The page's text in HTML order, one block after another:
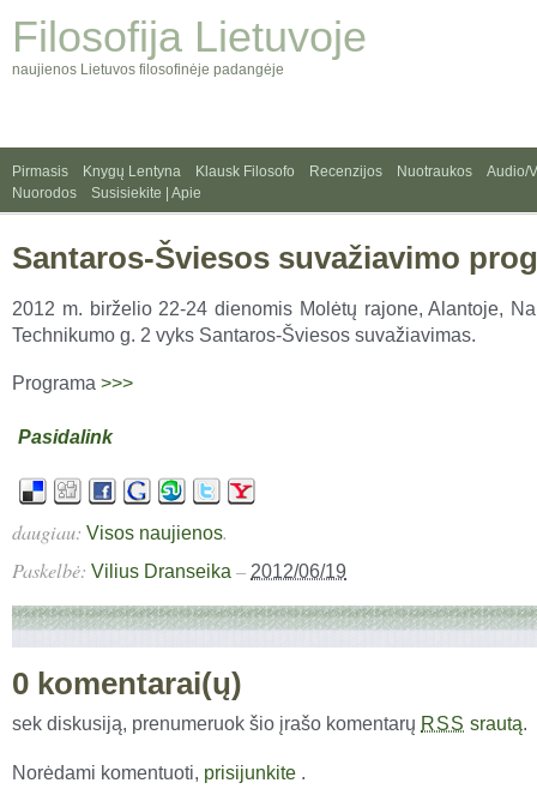
Filosofija Lietuvoje
naujienos Lietuvos filosofinėje padangėje
Pirmasis Knygų Lentyna Klausk Filosofo Recenzijos Nuotraukos
Audio/
Nuorodos
Susisiekite | Apie
Santaros-Šviesos suvažiavimo
2012 m. birželio 22-24 dienomis Molėtų rajone, Alantoje,
Technikumo g. 2 vyks Santaros-Šviesos suvažiavimas.
Programa >>>
Pasidalink
daugiau: Visos naujienos.
Paskelbė: Vilius Dranseika – 2012/06/19
0 komentarai(ų)
sek diskusiją, prenumeruok šio įrašo komentarų RSS srautą.
Norėdami komentuoti, prisijunkite .